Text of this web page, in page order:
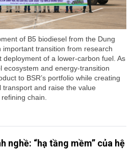
of B5 biodiesel from the Dung
transition from research
of a lower-carbon fuel. As
ecosystem and energy-transition
to BSR’s portfolio while creating
and raise the value
chain.
nghề: “hạ tầng mềm” của hệ